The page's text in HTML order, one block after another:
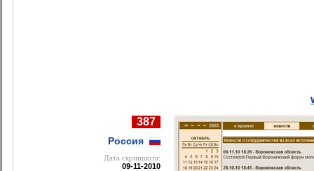
387
Россия
Дата cкриншота:
09-11-2010